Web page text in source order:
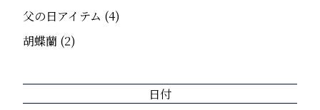
父の日アイテム (4)
胡蝶蘭 (2)
日付